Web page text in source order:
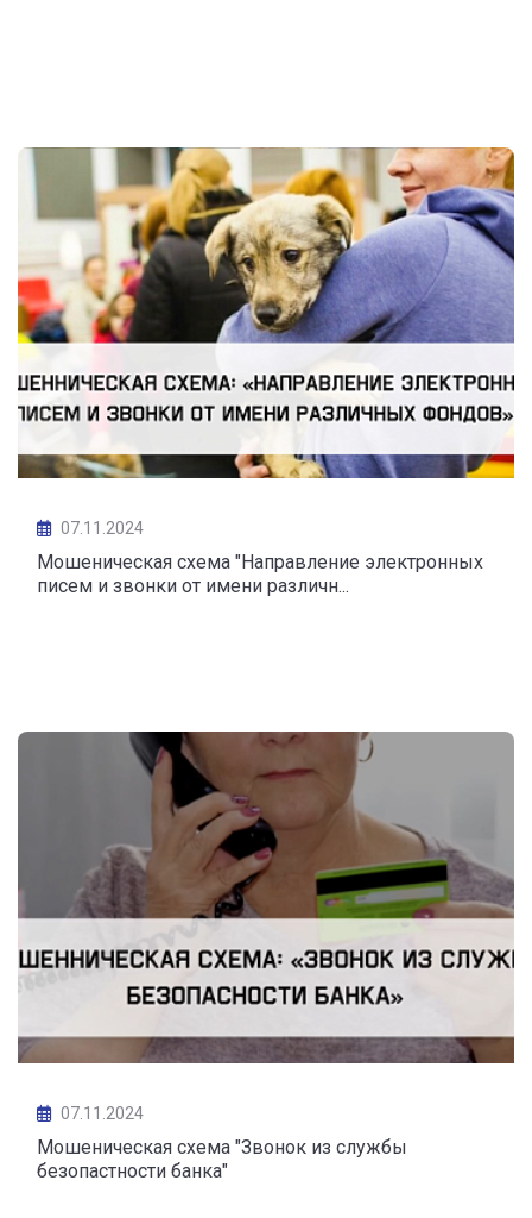
07.11.2024
Мошеническая схема "Направление электронных
писем и звонки от имени различн...
07.11.2024
Мошеническая схема "Звонок из службы
безопастности банка"